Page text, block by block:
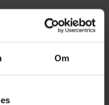
Om
montering
och underhåll